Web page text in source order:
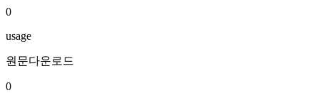
0
usage
원문다운로드
0